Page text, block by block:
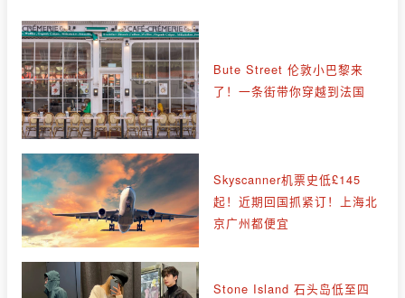
Bute Street 伦敦小巴黎来
了！一条街带你穿越到法国
Skyscanner机票史低£145
起！近期回国抓紧订！上海北
京广州都便宜
Stone Island 石头岛低至四